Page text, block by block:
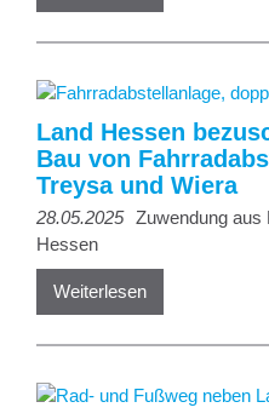
Land Hessen
Bau von
Treysa und Wiera
28.05.2025 Zuwendung
Hessen
Weiterlesen